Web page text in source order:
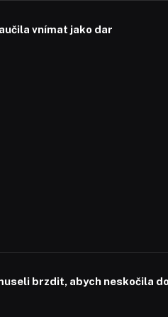
vnímat jako dar
brzdit, abych neskočila